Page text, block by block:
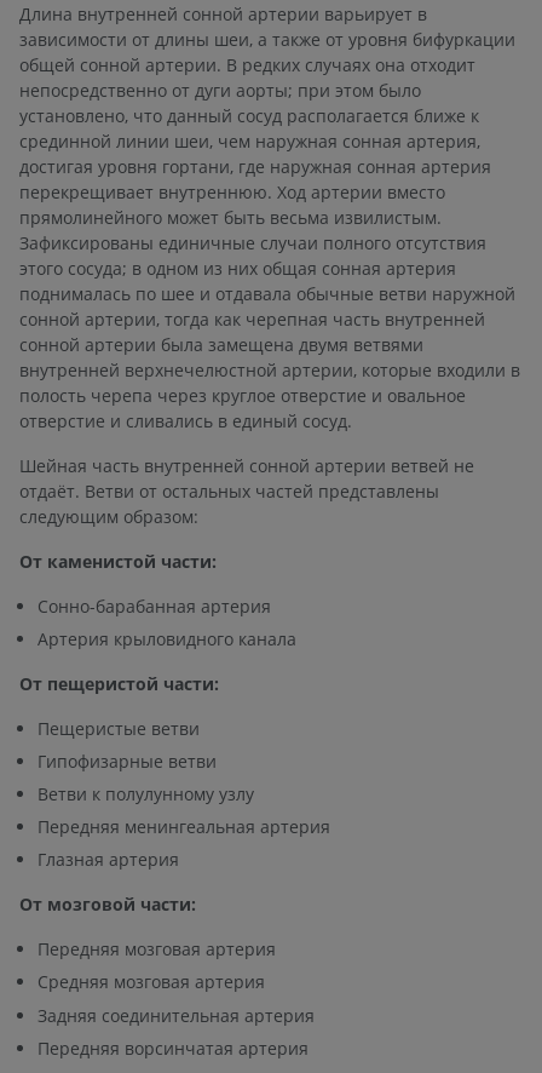
Длина внутренней сонной артерии варьирует в
зависимости от длины шеи, а также от уровня бифуркации
общей сонной артерии. В редких случаях она отходит
непосредственно от дуги аорты; при этом было
установлено, что данный сосуд располагается ближе к
срединной линии шеи, чем наружная сонная артерия,
достигая уровня гортани, где наружная сонная артерия
перекрещивает внутреннюю. Ход артерии вместо
прямолинейного может быть весьма извилистым.
Зафиксированы единичные случаи полного отсутствия
этого сосуда; в одном из них общая сонная артерия
поднималась по шее и отдавала обычные ветви наружной
сонной артерии, тогда как черепная часть внутренней
сонной артерии была замещена двумя ветвями
внутренней верхнечелюстной артерии, которые входили в
полость черепа через круглое отверстие и овальное
отверстие и сливались в единый сосуд.
Шейная часть внутренней сонной артерии ветвей не
отдаёт. Ветви от остальных частей представлены
следующим образом:
От каменистой части:
Сонно-барабанная артерия
Артерия крыловидного канала
От пещеристой части:
Пещеристые ветви
Гипофизарные ветви
Ветви к полулунному узлу
Передняя менингеальная артерия
Глазная артерия
От мозговой части:
Передняя мозговая артерия
Средняя мозговая артерия
Задняя соединительная артерия
Передняя ворсинчатая артерия